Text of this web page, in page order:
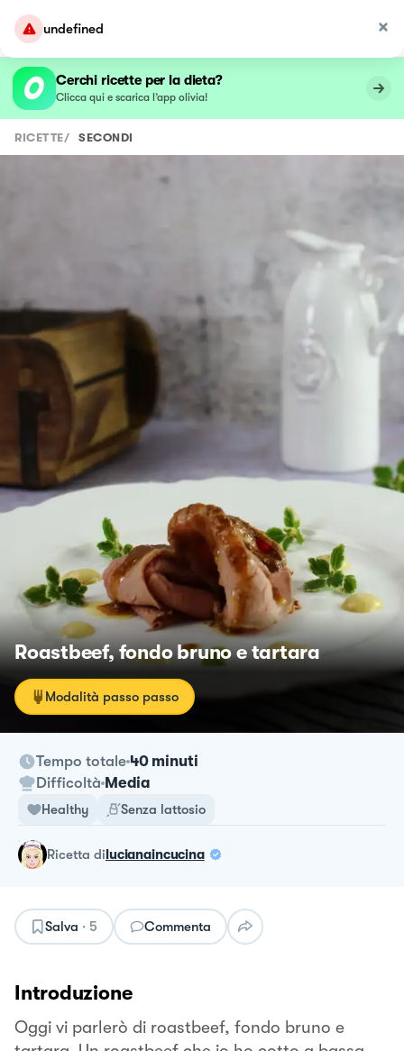
undefined
Cerchi ricette per la dieta?
Clicca qui e scarica l’app olivia!
RICETTE/ SECONDI
Roastbeef, fondo bruno e tartara
Modalità passo passo
Tempo totale 40 minuti
Difficoltà Media
Healthy Senza lattosio
ricetta dilucianaincucina
Salva · 5 Commenta
Introduzione
Oggi vi parlerò di roastbeef, fondo bruno e